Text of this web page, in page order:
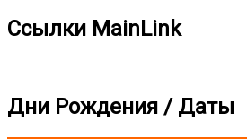
Ссылки MainLink
Дни Рождения / Даты